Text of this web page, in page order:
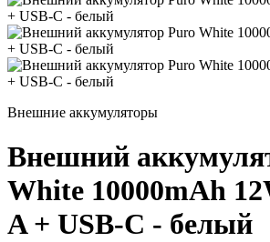
Внешние аккумуляторы
Внешний
White 10000mAh
A + USB-C - белый